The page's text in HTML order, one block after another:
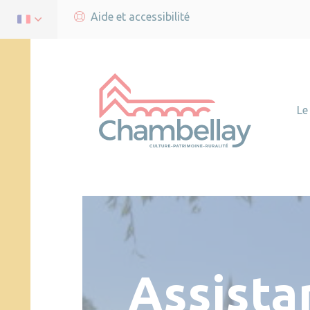
Aide et accessibilité